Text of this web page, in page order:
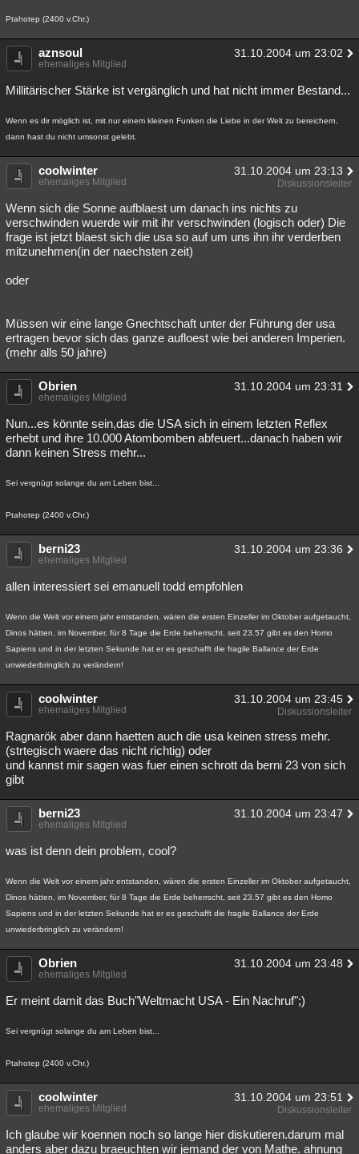
Ptahotep (2400 v.Chr.)
aznsoul 31.10.2004 um 23:02
ehemaliges Mitglied
Millitärischer Stärke ist vergänglich und hat nicht immer Bestand...
Wenn es dir möglich ist, mit nur einem kleinen Funken die Liebe in der Welt zu bereichern,
dann hast du nicht umsonst gelebt.
coolwinter 31.10.2004 um 23:13
ehemaliges Mitglied Diskussionsleiter
Wenn sich die Sonne aufblaest um danach ins nichts zu
verschwinden wuerde wir mit ihr verschwinden (logisch oder) Die
frage ist jetzt blaest sich die usa so auf um uns ihn ihr verderben
mitzunehmen(in der naechsten zeit)
oder
Müssen wir eine lange Gnechtschaft unter der Führung der usa
ertragen bevor sich das ganze aufloest wie bei anderen Imperien.
(mehr alls 50 jahre)
Obrien 31.10.2004 um 23:31
ehemaliges Mitglied
Nun...es könnte sein,das die USA sich in einem letzten Reflex
erhebt und ihre 10.000 Atombomben abfeuert...danach haben wir
dann keinen Stress mehr...
Sei vergnügt solange du am Leben bist...
Ptahotep (2400 v.Chr.)
berni23 31.10.2004 um 23:36
ehemaliges Mitglied
allen interessiert sei emanuell todd empfohlen
Wenn die Welt vor einem jahr entstanden, wären die ersten Einzeller im Oktober aufgetaucht,
Dinos hätten, im November, für 8 Tage die Erde beherrscht, seit 23.57 gibt es den Homo
Sapiens und in der letzten Sekunde hat er es geschafft die fragile Ballance der Erde
unwiederbringlich zu verändern!
coolwinter 31.10.2004 um 23:45
ehemaliges Mitglied Diskussionsleiter
Ragnarök aber dann haetten auch die usa keinen stress mehr.
(strtegisch waere das nicht richtig) oder
und kannst mir sagen was fuer einen schrott da berni 23 von sich
gibt
berni23 31.10.2004 um 23:47
ehemaliges Mitglied
was ist denn dein problem, cool?
Wenn die Welt vor einem jahr entstanden, wären die ersten Einzeller im Oktober aufgetaucht,
Dinos hätten, im November, für 8 Tage die Erde beherrscht, seit 23.57 gibt es den Homo
Sapiens und in der letzten Sekunde hat er es geschafft die fragile Ballance der Erde
unwiederbringlich zu verändern!
Obrien 31.10.2004 um 23:48
ehemaliges Mitglied
Er meint damit das Buch"Weltmacht USA - Ein Nachruf";)
Sei vergnügt solange du am Leben bist...
Ptahotep (2400 v.Chr.)
coolwinter 31.10.2004 um 23:51
ehemaliges Mitglied Diskussionsleiter
Ich glaube wir koennen noch so lange hier diskutieren.darum mal
anders aber dazu braeuchten wir jemand der von Mathe. ahnung